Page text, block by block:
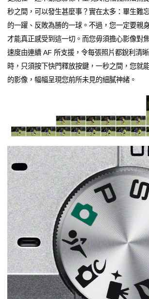
秒之間，可以發生甚麼事？實在太多：畢生難
的一躍、反敗為勝的一球。不過，您一定要親
才能真正感受到這一切。而您毋須擔心影像對
速度由連續 AF 所支援，令每張照片都銳利清
時，只須按下快門釋放按鍵，一秒之間，您就
的影像，幅幅呈現您前所未見的細膩神緒。